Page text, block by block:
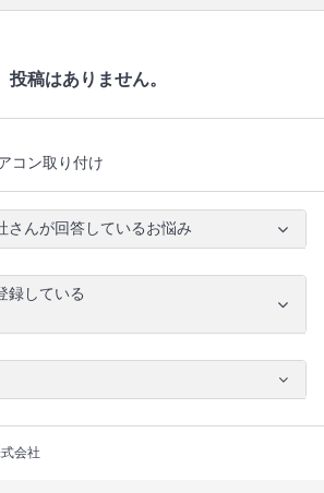
投稿はありません。
コン取り付け
さんが回答しているお悩み
録している
会社